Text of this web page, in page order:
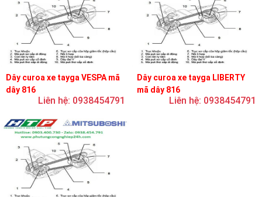
Dây curoa xe tayga VESPA mã
dây 816
Liên hệ: 0938454791
Dây curoa xe tayga LIBERTY
mã dây 816
Liên hệ: 0938454791